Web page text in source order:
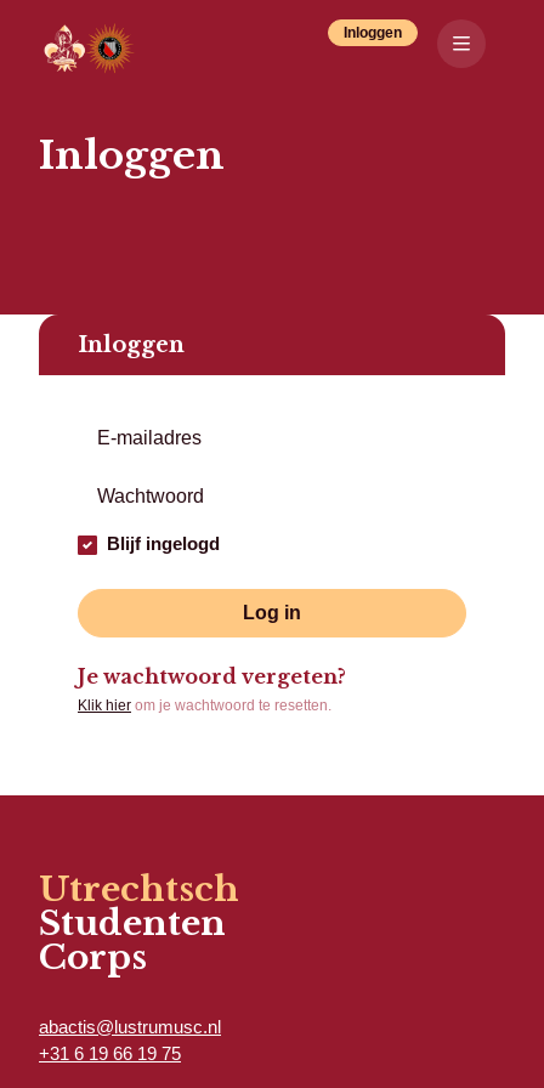
Inloggen
Inloggen
Inloggen
Blijf ingelogd
Log in
Je wachtwoord vergeten?
Klik hier om je wachtwoord te resetten.
Utrechtsch
Studenten
Corps
abactis@lustrumusc.nl
+31 6 19 66 19 75